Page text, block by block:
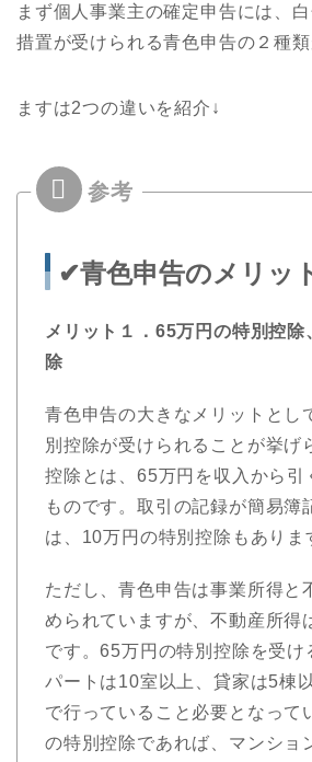
まず個人事業主の確定申告には、
措置が受けられる青色申告の２種類
ますは2つの違いを紹介↓
✔︎青色申告のメリッ
メリット１．65万円の特別控
除
青色申告の大きなメリットとし
別控除が受けられることが挙げ
控除とは、65万円を収入から引
ものです。取引の記録が簡易簿
は、10万円の特別控除もありま
ただし、青色申告は事業所得と
められていますが、不動産所得
です。65万円の特別控除を受け
パートは10室以上、貸家は5棟
で行っていること必要となって
の特別控除であれば、マンショ